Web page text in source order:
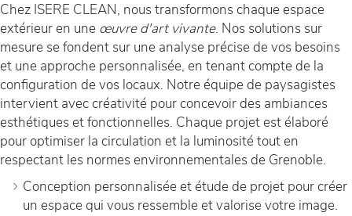
Chez ISERE CLEAN, nous transformons chaque espace
extérieur en une œuvre d'art vivante. Nos solutions sur
mesure se fondent sur une analyse précise de vos besoins
et une approche personnalisée, en tenant compte de la
configuration de vos locaux. Notre équipe de paysagistes
intervient avec créativité pour concevoir des ambiances
esthétiques et fonctionnelles. Chaque projet est élaboré
pour optimiser la circulation et la luminosité tout en
respectant les normes environnementales de Grenoble.
Conception personnalisée et étude de projet pour créer
un espace qui vous ressemble et valorise votre image.